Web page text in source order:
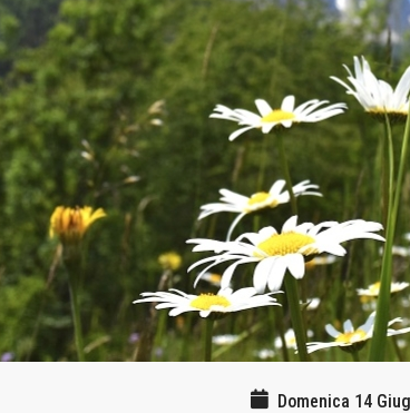
Domenica 14